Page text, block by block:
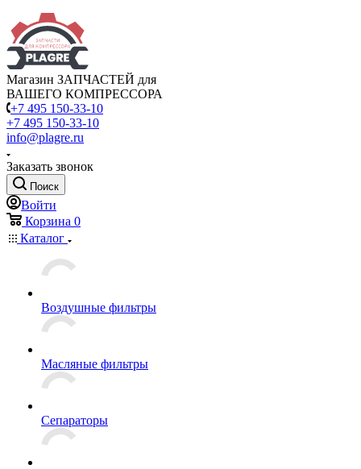
Магазин ЗАПЧАСТЕЙ для
ВАШЕГО КОМПРЕССОРА
+7 495 150-33-10
+7 495 150-33-10
info@plagre.ru
Заказать звонок
Поиск
Войти
Корзина 0
Каталог
Воздушные фильтры
Масляные фильтры
Сепараторы